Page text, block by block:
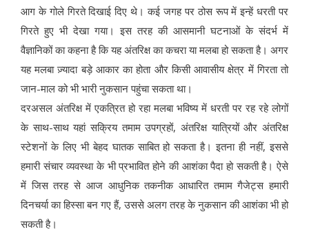
आग के गोले गिरते दिखाई दिए थे। कई जगह पर ठोस रूप में इन्हें धरती पर
गिरते हुए भी देखा गया। इस तरह की आसमानी घटनाओं के संदर्भ में
वैज्ञानिकों का कहना है कि यह अंतरिक्ष का कचरा या मलबा हो सकता है। अगर
यह मलबा ज़्यादा बड़े आकार का होता और किसी आवासीय क्षेत्र में गिरता तो
जान-माल को भी भारी नुकसान पहुंचा सकता था।
दरअसल अंतरिक्ष में एकत्रित हो रहा मलबा भविष्य में धरती पर रह रहे लोगों
के साथ-साथ यहां सक्रिय तमाम उपग्रहों, अंतरिक्ष यात्रियों और अंतरिक्ष
स्टेशनों के लिए भी बेहद घातक साबित हो सकता है। इतना ही नहीं, इससे
हमारी संचार व्यवस्था के भी प्रभावित होने की आशंका पैदा हो सकती है। ऐसे
में जिस तरह से आज आधुनिक तकनीक आधारित तमाम गैजेट्स हमारी
दिनचर्या का हिस्सा बन गए हैं, उससे अलग तरह के नुकसान की आशंका भी हो
सकती है।